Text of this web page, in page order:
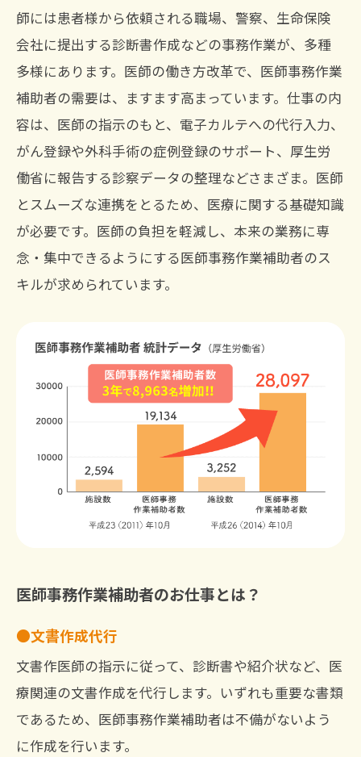
師には患者様から依頼される職場、警察、生命保険
会社に提出する診断書作成などの事務作業が、多種
多様にあります。医師の働き方改革で、医師事務作業
補助者の需要は、ますます高まっています。仕事の内
容は、医師の指示のもと、電子カルテへの代行入力、
がん登録や外科手術の症例登録のサポート、厚生労
働省に報告する診察データの整理などさまざま。医師
とスムーズな連携をとるため、医療に関する基礎知識
が必要です。医師の負担を軽減し、本来の業務に専
念・集中できるようにする医師事務作業補助者のス
キルが求められています。
医師事務作業補助者のお仕事とは？
文書作成代行
文書作医師の指示に従って、診断書や紹介状など、医
療関連の文書作成を代行します。いずれも重要な書類
であるため、医師事務作業補助者は不備がないよう
に作成を行います。